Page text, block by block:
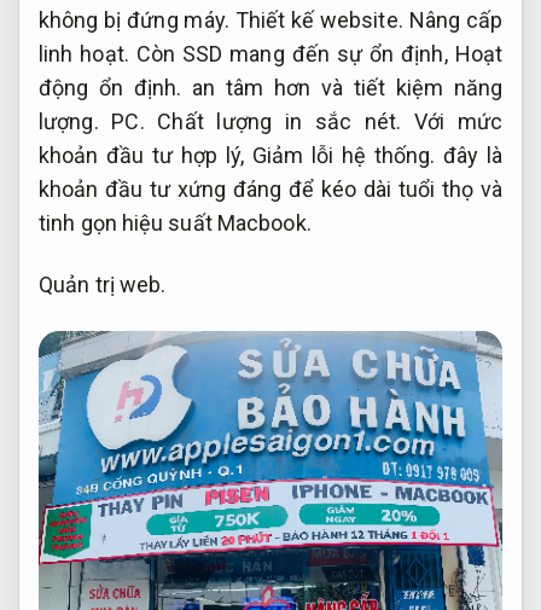
không bị đứng máy. Thiết kế website. Nâng cấp
linh hoạt. Còn SSD mang đến sự ổn định, Hoạt
động ổn định. an tâm hơn và tiết kiệm năng
lượng. PC. Chất lượng in sắc nét. Với mức
khoản đầu tư hợp lý, Giảm lỗi hệ thống. đây là
khoản đầu tư xứng đáng để kéo dài tuổi thọ và
tinh gọn hiệu suất Macbook.
Quản trị web.